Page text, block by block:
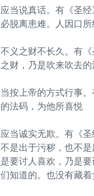
应当说真话。有《圣
必脱离患难。人因口
不义之财不长久。有
之财，乃是吹来吹去的
当按上帝的方式行事
的法码，为他所喜悦
应当诚实无欺。有《
不是出于污秽，也不
是要讨人喜欢，乃是
们知道的。也没有藏着